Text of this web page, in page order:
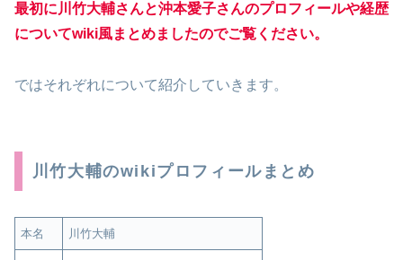
最初に川竹大輔さんと沖本愛子さんのプロフィールや経歴
についてwiki風まとめましたのでご覧ください。
ではそれぞれについて紹介していきます。
川竹大輔のwikiプロフィールまとめ
本名 川竹大輔